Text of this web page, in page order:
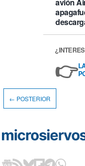
avión
👉
← POSTERIOR